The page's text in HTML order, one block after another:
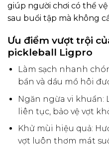
giúp người chơi có thể
sau buổi tập mà không
Ưu điểm vượt trội
pickleball Ligpro
Làm sạch nhanh
bẩn và dầu mồ hôi
Ngăn ngừa vi khuẩn:
liên tục, bảo vệ vợt
Khử mùi hiệu quả:
vợt luôn thơm mát